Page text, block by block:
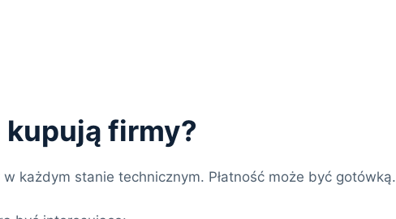
firmy?
każdym stanie technicznym. Płatność może być gotówką.